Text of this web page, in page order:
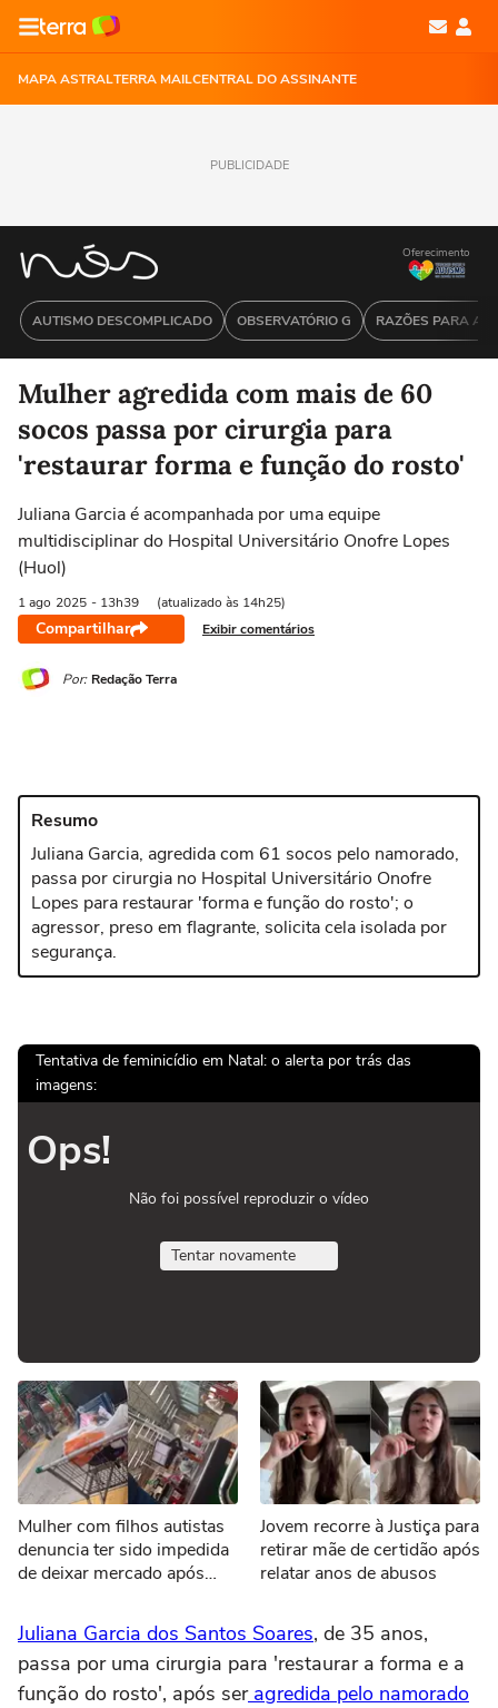
MAPA ASTRALTERRA MAILCENTRAL DO ASSINANTE
PUBLICIDADE
AUTISMO DESCOMPLICADO OBSERVATÓRIO G RAZÕES PARA
Oferecimento
Mulher agredida com mais de 60
socos passa por cirurgia para
'restaurar forma e função do rosto'
Juliana Garcia é acompanhada por uma equipe
multidisciplinar do Hospital Universitário Onofre Lopes
(Huol)
1 ago 2025 - 13h39 (atualizado às 14h25)
Compartilhar Exibir comentários
Por: Redação Terra
Resumo
Juliana Garcia, agredida com 61 socos pelo namorado,
passa por cirurgia no Hospital Universitário Onofre
Lopes para restaurar 'forma e função do rosto'; o
agressor, preso em flagrante, solicita cela isolada por
segurança.
Tentativa de feminicídio em Natal: o alerta por trás das
imagens:
Ops!
Não foi possível reproduzir o vídeo
Tentar novamente
Mulher com filhos autistas
denuncia ter sido impedida
de deixar mercado após
Jovem recorre à Justiça para
retirar mãe de certidão após
relatar anos de abusos
Juliana Garcia dos Santos Soares, de 35 anos,
passa por uma cirurgia para 'restaurar a forma e a
função do rosto', após seragredida pelo namorado